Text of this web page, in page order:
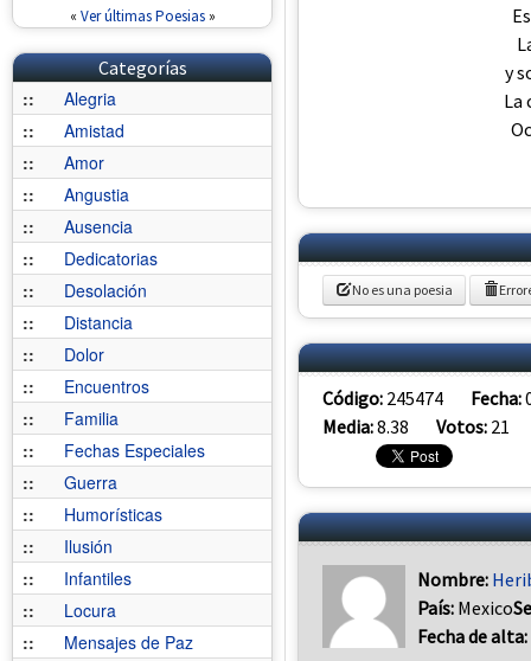
« Ver últimas Poesias»
Categorías
::
Alegria
::
Amistad
::
Amor
::
Angustia
::
Ausencia
::
Dedicatorias
::
Desolación
::
Distancia
::
Dolor
::
Encuentros
::
Familia
::
Fechas Especiales
::
Guerra
::
Humorísticas
::
Ilusión
::
Infantiles
::
Locura
::
Mensajes de Paz
y
La
No es una poesia
Código: 245474 Fecha:
Media:8.38 Votos: 21
Nombre:
País: Mexico
Fecha de alta: